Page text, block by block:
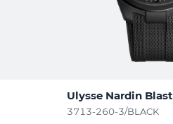
Ulysse Nardin Blast
3713-260-3/BLACK